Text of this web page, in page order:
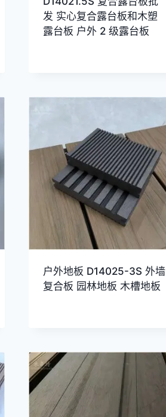
发 实心复合露台板和木塑
露台板 户外 2 级露台板
户外地板 D14025-3S 外墙
复合板 园林地板 木槽地板